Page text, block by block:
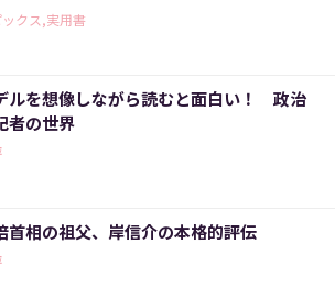
ックス,実用書
ルを想像しながら読むと面白い！ 政治
者の世界
首相の祖父、岸信介の本格的評伝